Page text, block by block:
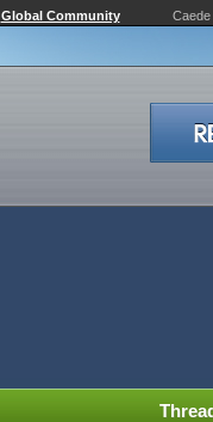
Global Community Caede